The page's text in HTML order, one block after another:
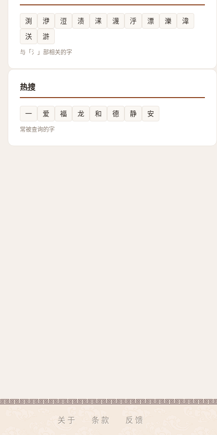
渕 洢 浢 渍 㴕 瀎 泘 漂 濼
湋
浂
滸
与「氵」部相关的字
热搜
一 爱 福 龙 和 德 静 安
常被查询的字
关于 条款 反馈